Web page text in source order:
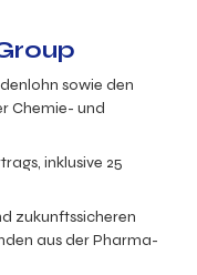
sowie den
Chemie- und
inklusive 25
zukunftssicheren
aus der Pharma-